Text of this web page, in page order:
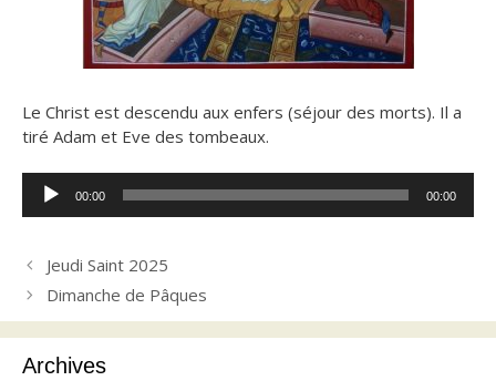
Le Christ est descendu aux enfers (séjour des morts). Il a
tiré Adam et Eve des tombeaux.
Lecteur
audio
00:00 00:00
Jeudi Saint 2025
Dimanche de Pâques
Archives